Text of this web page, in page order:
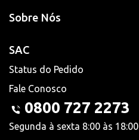
Sobre Nós
SAC
Status do Pedido
Fale Conosco
0800 727 2273
Segunda à sexta 8:00 às 18:00